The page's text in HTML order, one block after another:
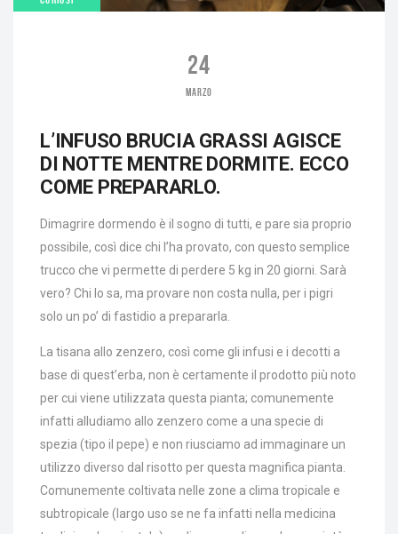
24
MARZO
L’INFUSO BRUCIA GRASSI AGISCE
DI NOTTE MENTRE DORMITE. ECCO
COME PREPARARLO.
Dimagrire dormendo è il sogno di tutti, e pare sia proprio
possibile, così dice chi l’ha provato, con questo semplice
trucco che vi permette di perdere 5 kg in 20 giorni. Sarà
vero? Chi lo sa, ma provare non costa nulla, per i pigri
solo un po’ di fastidio a prepararla.
La tisana allo zenzero, così come gli infusi e i decotti a
base di quest’erba, non è certamente il prodotto più noto
per cui viene utilizzata questa pianta; comunemente
infatti alludiamo allo zenzero come a una specie di
spezia (tipo il pepe) e non riusciamo ad immaginare un
utilizzo diverso dal risotto per questa magnifica pianta.
Comunemente coltivata nelle zone a clima tropicale e
subtropicale (largo uso se ne fa infatti nella medicina